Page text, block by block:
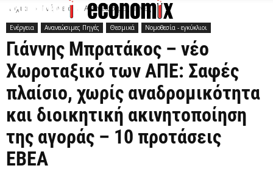
Αρχική Ενέργεια Ανανεώσιμες Πηγές
Ενέργεια Ανανεώσιμες Πηγές Θεσμικά Νομοθεσία - εγκύκλιοι
Γιάννης Μπρατάκος – νέο
Χωροταξικό των ΑΠΕ: Σαφές
πλαίσιο, χωρίς αναδρομικότητα
και διοικητική ακινητοποίηση
της αγοράς – 10 προτάσεις
ΕΒΕΑ